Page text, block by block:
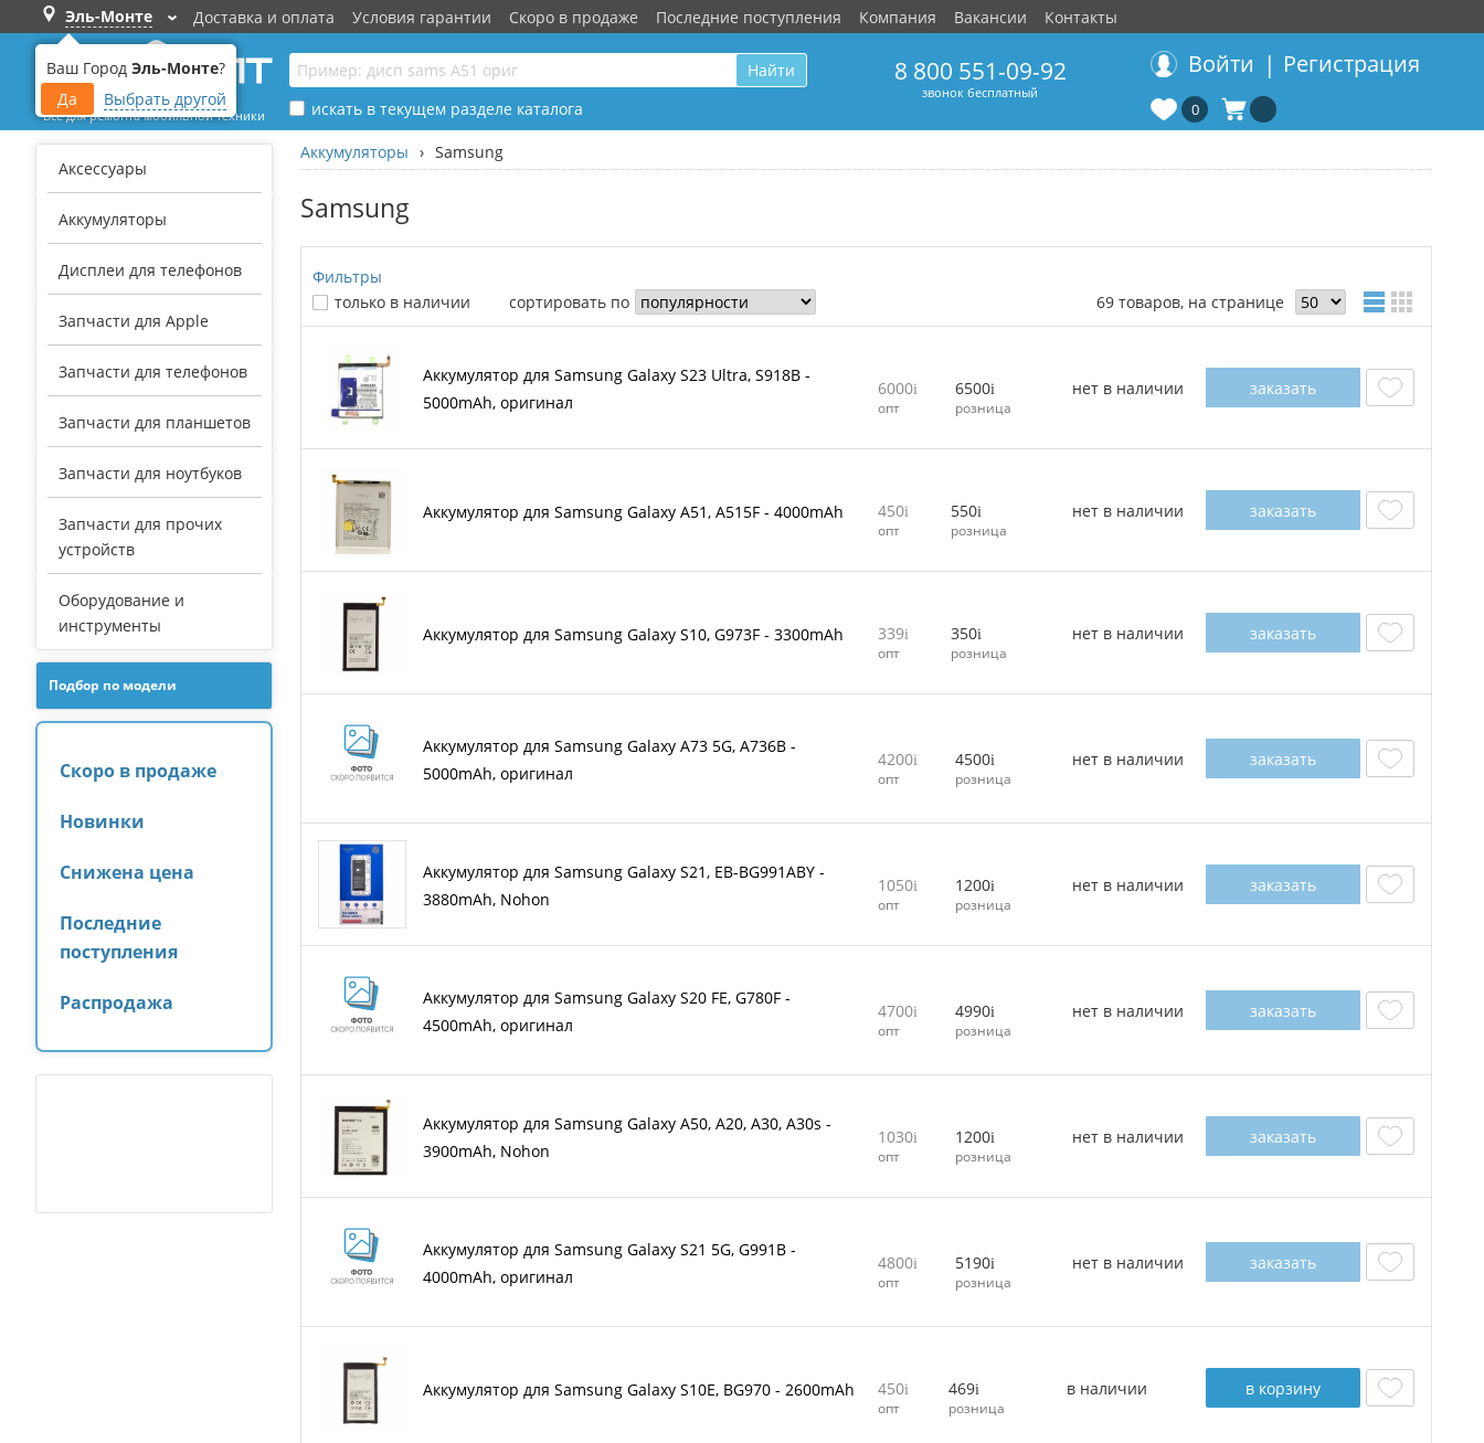
Ваш Город Эль-Монте?
Да
Выбрать другой
Эль-Монте › Доставка и оплата Условия гарантии Скоро в продаже Последние поступления Компания Вакансии Контакты
Все для ремонта мобильной техники
Найти
искать в текущем разделе каталога
8 800 551-09-92
звонок бесплатный
Войти | Регистрация
0
Аксессуары
Аккумуляторы
Дисплеи для телефонов
Запчасти для Apple
Запчасти для телефонов
Запчасти для планшетов
Запчасти для ноутбуков
Запчасти для прочих
устройств
Оборудование и
инструменты
Подбор по модели
Скоро в продаже
Новинки
Снижена цена
Последние
поступления
Распродажа
Аккумуляторы › Samsung
Samsung
Фильтры
только в наличии
сортировать по 69 товаров, на странице
Аккумулятор для Samsung Galaxy S23 Ultra, S918B -
5000mAh, оригинал
6000
опт
6500
розница
нет в наличии заказать
Аккумулятор для Samsung Galaxy A51, A515F - 4000mAh 450
опт
550
розница
нет в наличии заказать
Аккумулятор для Samsung Galaxy S10, G973F - 3300mAh 339
опт
350
розница
нет в наличии заказать
Аккумулятор для Samsung Galaxy A73 5G, A736B -
5000mAh, оригинал
4200
опт
4500
розница
нет в наличии заказать
Аккумулятор для Samsung Galaxy S21, EB-BG991ABY -
3880mAh, Nohon
1050
опт
1200
розница
нет в наличии заказать
Аккумулятор для Samsung Galaxy S20 FE, G780F -
4500mAh, оригинал
4700
опт
4990
розница
нет в наличии заказать
Аккумулятор для Samsung Galaxy A50, A20, A30, A30s -
3900mAh, Nohon
1030
опт
1200
розница
нет в наличии заказать
Аккумулятор для Samsung Galaxy S21 5G, G991B -
4000mAh, оригинал
4800
опт
5190
розница
нет в наличии заказать
Аккумулятор для Samsung Galaxy S10E, BG970 - 2600mAh 450
опт
469
розница
в наличии в корзину